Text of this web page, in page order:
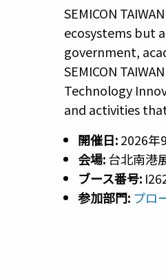
SEMICON
ecosystems but
government,
SEMICON
Technology
and activities
開催日:2026年
会場:台北南港
ブース番号:
参加部門: プロ